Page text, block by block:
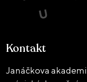
Kontakt
Janáčkova